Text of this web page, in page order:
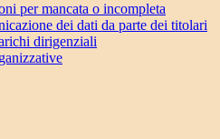
per mancata o incompleta
dei dati da parte dei titolari
dirigenziali